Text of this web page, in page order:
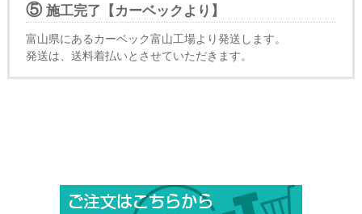
⑤施工完了【カーベックより】
富山県にあるカーベック富山工場より発送します。
発送は、送料着払いとさせていただきます。